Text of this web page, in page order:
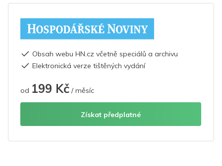
Obsah webu HN.cz včetně speciálů a archivu
Elektronická verze tištěných vydání
od 199 Kč / měsíc
Získat předplatné